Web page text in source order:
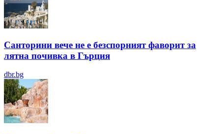
Санторини вече не е безспорният фаворит за
лятна почивка в Гърция
dbr.bg